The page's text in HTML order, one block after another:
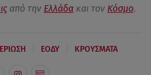
από την Ελλάδα και τον Κόσμο.
ΕΟΔΥ ΚΡΟΥΣΜΑΤΑ